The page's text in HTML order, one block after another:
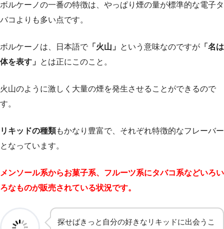
ボルケーノの一番の特徴は、やっぱり煙の量が標準的な電子タ
バコよりも多い点です。
ボルケーノは、日本語で 「火山」 という意味なのですが 「名は
体を表す」 とは正にこのこと。
火山のように激しく大量の煙を発生させることができるので
す。
リキッドの種類もかなり豊富で、それぞれ特徴的なフレーバー
となっています。
メンソール系からお菓子系、フルーツ系にタバコ系などいろい
ろなものが販売されている状況です。
探せばきっと自分の好きなリキッドに出会うこ